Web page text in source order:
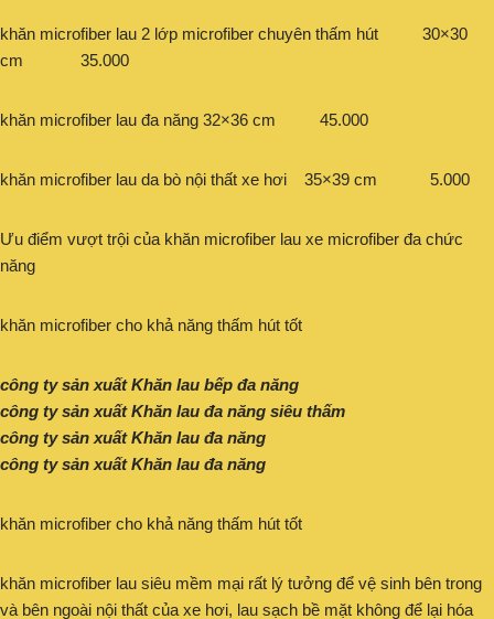
khăn microfiber lau 2 lớp microfiber chuyên thấm hút 30×30
cm 35.000
khăn microfiber lau đa năng 32×36 cm 45.000
khăn microfiber lau da bò nội thất xe hơi 35×39 cm 5.000
Ưu điểm vượt trội của khăn microfiber lau xe microfiber đa chức
năng
khăn microfiber cho khả năng thấm hút tốt
công ty sản xuất Khăn lau bếp đa năng
công ty sản xuất Khăn lau đa năng siêu thấm
công ty sản xuất Khăn lau đa năng
công ty sản xuất Khăn lau đa năng
khăn microfiber cho khả năng thấm hút tốt
khăn microfiber lau siêu mềm mại rất lý tưởng để vệ sinh bên trong
và bên ngoài nội thất của xe hơi, lau sạch bề mặt không để lại hóa